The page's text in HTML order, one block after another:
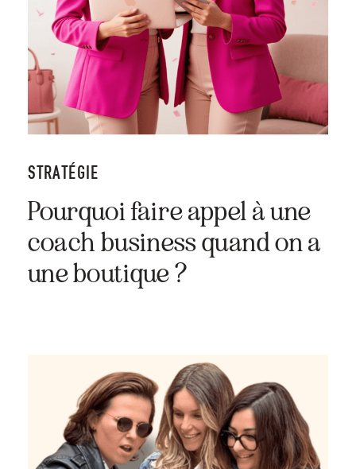
STRATÉGIE
Pourquoi faire appel à une
coach business quand on a
une boutique ?